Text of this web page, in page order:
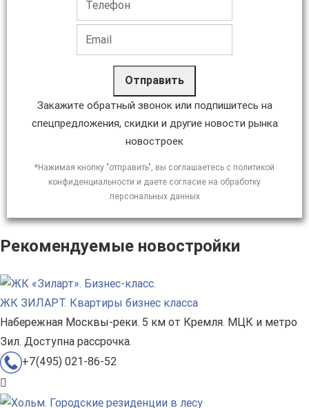
Отправить
Закажите обратный звонок или подпишитесь на
спецпредложения, скидки и другие новости рынка
новостроек
*Нажимая кнопку "отправить", вы соглашаетесь с политикой
конфиденциальности и даете согласие на обработку
персональных данных
Рекомендуемые новостройки
ЖК ЗИЛАРТ. Квартиры бизнес класса
Набережная Москвы-реки. 5 км от Кремля. МЦК и метро
Зил. Доступна рассрочка.
+7(495) 021-86-52